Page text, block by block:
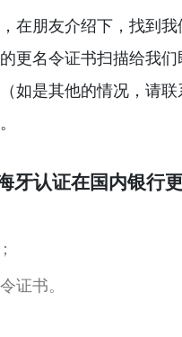
在朋友介绍下，找到
更名令证书扫描给我
如是其他的情况，请
牙认证在国内银行
证书。